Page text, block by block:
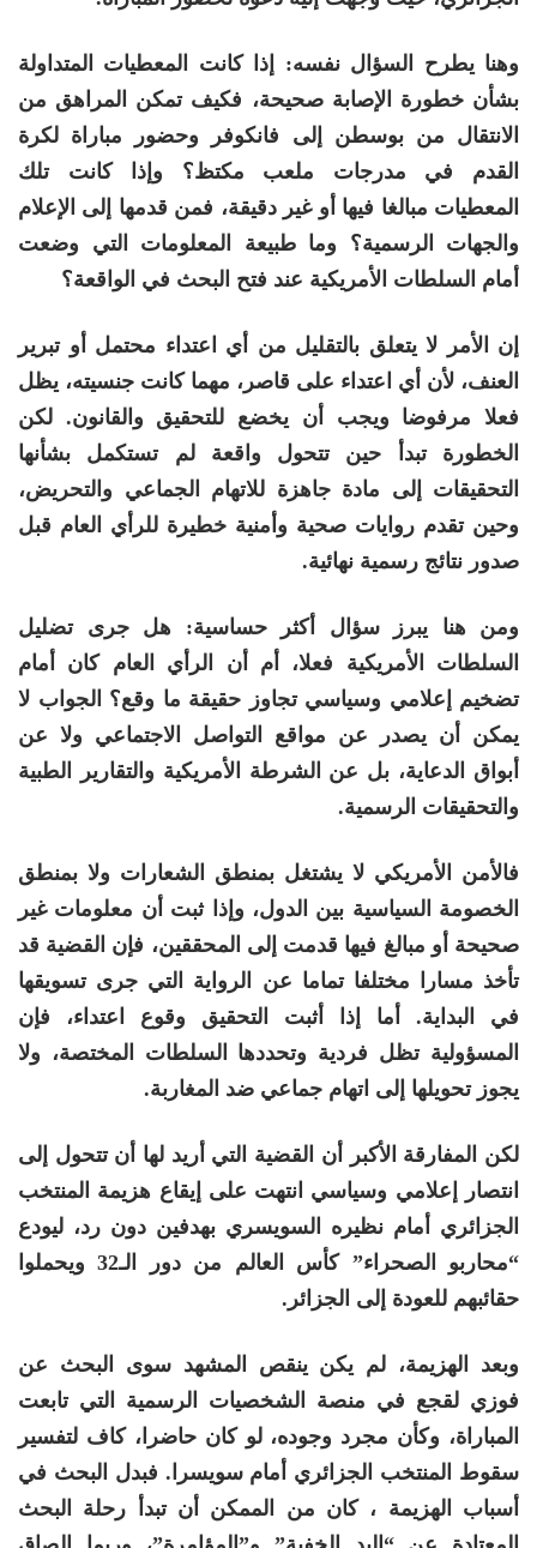
وهنا يطرح السؤال نفسه: إذا كانت المعطيات المتداولة
بشأن خطورة الإصابة صحيحة، فكيف تمكن المراهق من
الانتقال من بوسطن إلى فانكوفر وحضور مباراة لكرة
القدم في مدرجات ملعب مكتظ؟ وإذا كانت تلك
المعطيات مبالغا فيها أو غير دقيقة، فمن قدمها إلى الإعلام
والجهات الرسمية؟ وما طبيعة المعلومات التي وضعت
أمام السلطات الأمريكية عند فتح البحث في الواقعة؟
إن الأمر لا يتعلق بالتقليل من أي اعتداء محتمل أو تبرير
العنف، لأن أي اعتداء على قاصر، مهما كانت جنسيته، يظل
فعلا مرفوضا ويجب أن يخضع للتحقيق والقانون. لكن
الخطورة تبدأ حين تتحول واقعة لم تستكمل بشأنها
التحقيقات إلى مادة جاهزة للاتهام الجماعي والتحريض،
وحين تقدم روايات صحية وأمنية خطيرة للرأي العام قبل
صدور نتائج رسمية نهائية.
ومن هنا يبرز سؤال أكثر حساسية: هل جرى تضليل
السلطات الأمريكية فعلا، أم أن الرأي العام كان أمام
تضخيم إعلامي وسياسي تجاوز حقيقة ما وقع؟ الجواب لا
يمكن أن يصدر عن مواقع التواصل الاجتماعي ولا عن
أبواق الدعاية، بل عن الشرطة الأمريكية والتقارير الطبية
والتحقيقات الرسمية.
فالأمن الأمريكي لا يشتغل بمنطق الشعارات ولا بمنطق
الخصومة السياسية بين الدول، وإذا ثبت أن معلومات غير
صحيحة أو مبالغ فيها قدمت إلى المحققين، فإن القضية قد
تأخذ مسارا مختلفا تماما عن الرواية التي جرى تسويقها
في البداية. أما إذا أثبت التحقيق وقوع اعتداء، فإن
المسؤولية تظل فردية وتحددها السلطات المختصة، ولا
يجوز تحويلها إلى اتهام جماعي ضد المغاربة.
لكن المفارقة الأكبر أن القضية التي أريد لها أن تتحول إلى
انتصار إعلامي وسياسي انتهت على إيقاع هزيمة المنتخب
الجزائري أمام نظيره السويسري بهدفين دون رد، ليودع
“محاربو الصحراء” كأس العالم من دور الـ32 ويحملوا
حقائبهم للعودة إلى الجزائر .
وبعد الهزيمة، لم يكن ينقص المشهد سوى البحث عن
فوزي لقجع في منصة الشخصيات الرسمية التي تابعت
المباراة، وكأن مجرد وجوده، لو كان حاضرا، كاف لتفسير
سقوط المنتخب الجزائري أمام سويسرا. فبدل البحث في
أسباب الهزيمة ، كان من الممكن أن تبدأ رحلة البحث